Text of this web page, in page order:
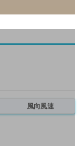
風向風速